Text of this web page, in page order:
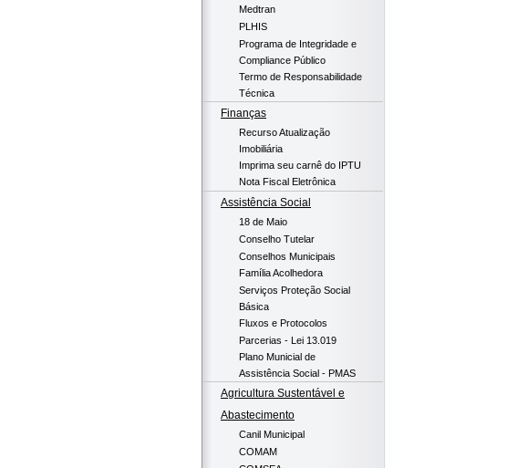
Medtran
PLHIS
Programa de Integridade e
Compliance Público
Termo de Responsabilidade
Técnica
Finanças
Recurso Atualização
Imobiliária
Imprima seu carnê do IPTU
Nota Fiscal Eletrônica
Assistência Social
18 de Maio
Conselho Tutelar
Conselhos Municipais
Família Acolhedora
Serviços Proteção Social
Básica
Fluxos e Protocolos
Parcerias - Lei 13.019
Plano Municial de
Assistência Social - PMAS
Agricultura Sustentável e
Abastecimento
Canil Municipal
COMAM